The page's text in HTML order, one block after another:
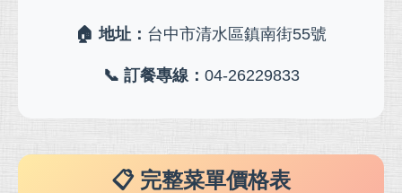
🏠 地址： 台中市清水區鎮南街55號
📞 訂餐專線： 04-26229833
📋 完整菜單價格表